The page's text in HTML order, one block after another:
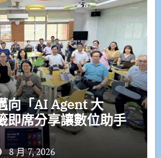
向「AI Agent 大
席分享讓數位助手
8 月 7, 2026